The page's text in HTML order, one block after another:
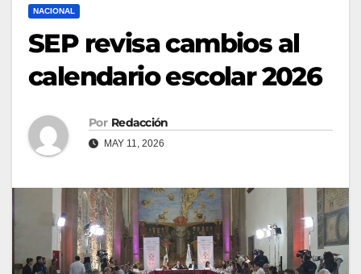
NACIONAL
SEP revisa cambios al
calendario escolar 2026
Por Redacción
MAY 11, 2026